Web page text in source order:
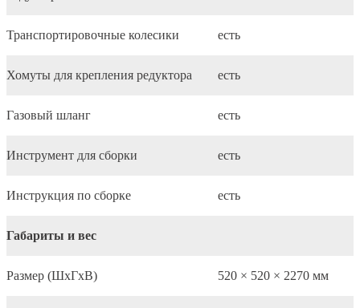
Транспортировочные колесики есть
Хомуты для крепления редуктора есть
Газовый шланг есть
Инструмент для сборки есть
Инструкция по сборке есть
Габариты и вес
Размер (ШхГхВ) 520 × 520 × 2270 мм